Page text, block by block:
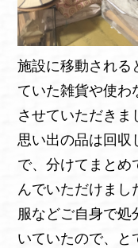
施設に移動される
ていた雑貨や使わ
させていただきま
思い出の品は回収
で、分けてまとめ
んでいただけまし
服などご自身で処
いていたので、と